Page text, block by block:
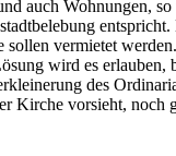
auch Wohnungen, so
entspricht.
sollen vermietet
wird es erlauben,
des
Kirche vorsieht, noch